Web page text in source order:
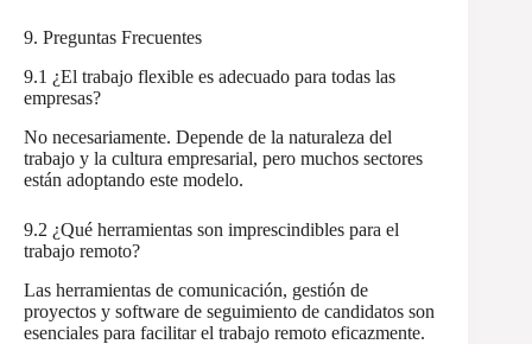
9. Preguntas Frecuentes
9.1 ¿El trabajo flexible es adecuado para todas las
empresas?
No necesariamente. Depende de la naturaleza del
trabajo y la cultura empresarial, pero muchos sectores
están adoptando este modelo.
9.2 ¿Qué herramientas son imprescindibles para el
trabajo remoto?
Las herramientas de comunicación, gestión de
proyectos y software de seguimiento de candidatos son
esenciales para facilitar el trabajo remoto eficazmente.